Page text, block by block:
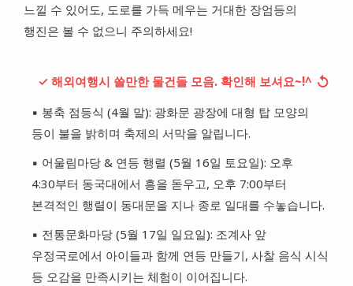
느낄 수 있어도, 도로를 가득 메우는 거대한 장엄등의
행진은 볼 수 없으니 주의하세요!
✓ 해외여행시 쓸만한 물건들 모음. 확인해 보셔요~!^ ↺
▪ 봉축 점등식 (4월 말): 광화문 광장에 대형 탑 모양의
등이 불을 밝히며 축제의 서막을 알립니다.
▪ 어울림마당 & 연등 행렬 (5월 16일 토요일): 오후
4:30부터 동국대에서 흥을 돋우고, 오후 7:00부터
본격적인 행렬이 동대문을 지나 종로 일대를 수놓습니다.
▪ 전통문화마당 (5월 17일 일요일): 조계사 앞
우정국로에서 아이들과 함께 연등 만들기, 사찰 음식 시식
등 오감을 만족시키는 체험이 이어집니다.